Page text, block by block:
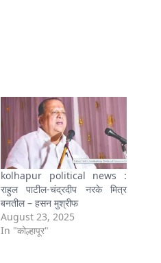
kolhapur political news :
राहुल पाटील-चंद्रदीप नरके मित्र
बनतील – हसन मुश्रीफ
August 23, 2025
In "कोल्हापूर"